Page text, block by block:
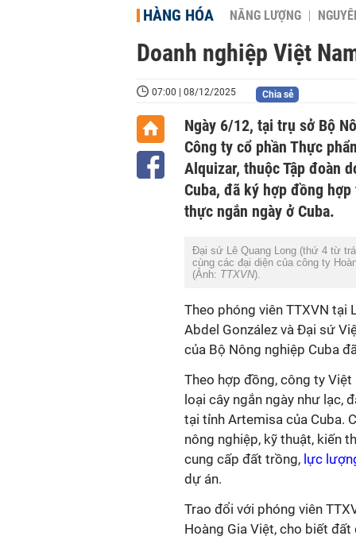
HÀNG HÓA NĂNG LƯỢNG
Doanh nghiệp Việt
07:00 | 08/12/2025 Chia sẻ
Ngày 6/12, tại trụ sở Bộ
Công ty cổ phần Thực
Alquizar, thuộc Tập đoàn
Cuba, đã ký hợp đồng
thực ngắn ngày ở Cuba.
Đại sứ Lê Quang Long (thứ 4 từ
cùng các đại diện của công ty
(Ảnh: TTXVN).
Theo phóng viên TTXVN tại
Abdel González và Đại sứ
của Bộ Nông nghiệp Cuba
Theo hợp đồng, công ty
loại cây ngắn ngày như lạc,
tại tỉnh Artemisa của Cuba.
nông nghiệp, kỹ thuật, kiến
cung cấp đất trồng, lực
dự án.
Trao đổi với phóng viên
Hoàng Gia Việt, cho biết